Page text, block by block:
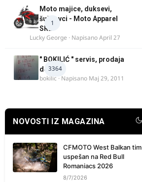
1
Moto majice, duksevi,
šuškavci - Moto Apparel
SRB
Lucky George · NapisanoApril 27
3364
" BOKILIĆ " servis, prodaja
delova
bokilic · Napisano Maj 29, 2011
NOVOSTI IZ MAGAZINA
CFMOTO West Balkan tim
uspešan na Red Bull
Romaniacs 2026
8/7/2026